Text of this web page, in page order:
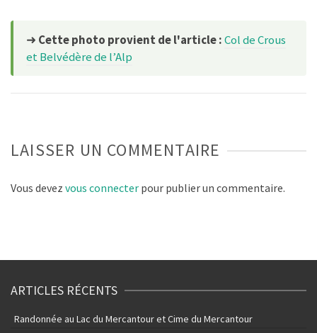
➜ Cette photo provient de l'article : Col de Crous
et Belvédère de l’Alp
LAISSER UN COMMENTAIRE
Vous devez vous connecter pour publier un commentaire.
ARTICLES RÉCENTS
Randonnée au Lac du Mercantour et Cime du Mercantour